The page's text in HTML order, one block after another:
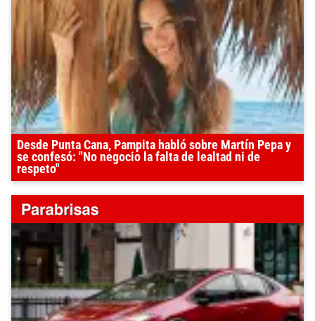
Desde Punta Cana, Pampita habló sobre Martín Pepa y
se confesó: "No negocio la falta de lealtad ni de
respeto"